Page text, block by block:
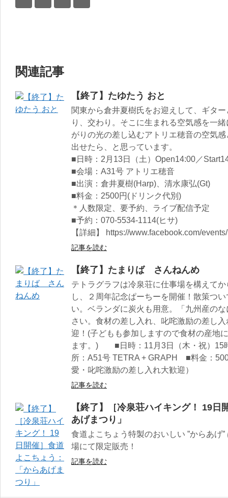
関連記事
【終了】たゆたう おと
関東から倉井夏樹氏をお迎えして、ギタ
り、交わり。そこに生まれる空気感を一
がりの光の差し込むアトリエ穂音の空気
出せたら、と思っています。
■日時：2月13日（土）Open14:00／
■会場：A31号 アトリエ穂音
■出演：倉井夏樹(Harp)、清水康弘(Gt)
■料金：2500円(ドリンク代別)
＊人数限定、要予約、ライブ配信予定
■予約：070-5534-1114(ヒサ)
【詳細】 https://www.facebook.com/
記事を読む
【終了】たまりば さんねんめ
テトラグラフは冷泉荘に仕事場を構えて
し、２周年記念ぱーちーを開催！散策つ
い。ベランダに炭火も用意。「九州産の
さい。食材の差し入れ、叱咤激励の差し
迎！(子どもも参加しますので食材の産地
ます。) ■日時：11月3日（木・祝）15
所：A51号 TETRA + GRAPH ■料金：
愛・叱咤激励の差し入れ大歓迎）
記事を読む
【終了】［冷泉荘ハイキング！ 19
あげまつり」
食道よこちょう特製のおいしい ”からあ
場にて限定販売！
記事を読む